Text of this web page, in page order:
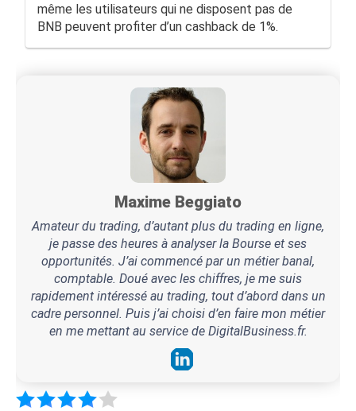
même les utilisateurs qui ne disposent pas de
BNB peuvent profiter d’un cashback de 1%.
Maxime Beggiato
Amateur du trading, d’autant plus du trading en ligne,
je passe des heures à analyser la Bourse et ses
opportunités. J’ai commencé par un métier banal,
comptable. Doué avec les chiffres, je me suis
rapidement intéressé au trading, tout d’abord dans un
cadre personnel. Puis j’ai choisi d’en faire mon métier
en me mettant au service de DigitalBusiness.fr.